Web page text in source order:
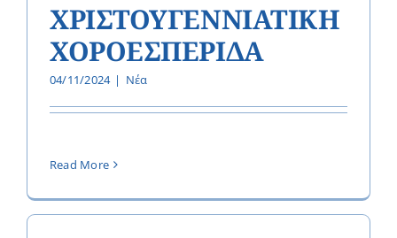
ΧΡΙΣΤΟΥΓΕΝΝΙΑΤΙΚΗ
ΧΟΡΟΕΣΠΕΡΙΔΑ
04/11/2024 | Νέα
Read More